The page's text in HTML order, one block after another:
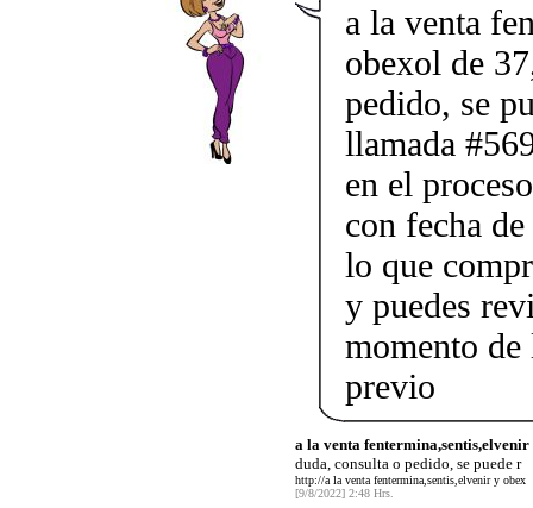
a la venta
obexol de
pedido, se
llamada
en el
con fecha
lo que
y puedes
momento de
previo
a la venta
duda, consulta o pedido, se puede r
http://a la venta fentermina,sentis,elvenir y obex
[9/8/2022] 2:48 Hrs.